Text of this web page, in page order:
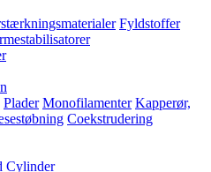
Fyldstoffer
Plader Monofilamenter Kapperør,
Coekstrudering
Cylinder